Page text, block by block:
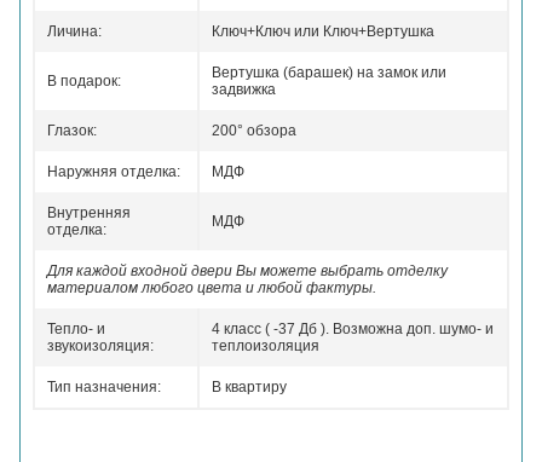
Личина: Ключ+Ключ или Ключ+Вертушка
В подарок:
Вертушка (барашек) на замок или
задвижка
Глазок: 200° обзора
Наружняя отделка: МДФ
Внутренняя
отделка:
МДФ
Для каждой входной двери Вы можете выбрать отделку
материалом любого цвета и любой фактуры.
Тепло- и
звукоизоляция:
4 класс ( -37 Дб ). Возможна доп. шумо- и
теплоизоляция
Тип назначения: В квартиру